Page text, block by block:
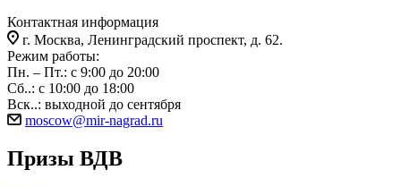
Контактная информация
г. Москва, Ленинградский проспект, д. 62.
Режим работы:
Пн. – Пт.: с 9:00 до 20:00
Сб..: с 10:00 до 18:00
Вск..: выходной до сентября
moscow@mir-nagrad.ru
Призы ВДВ